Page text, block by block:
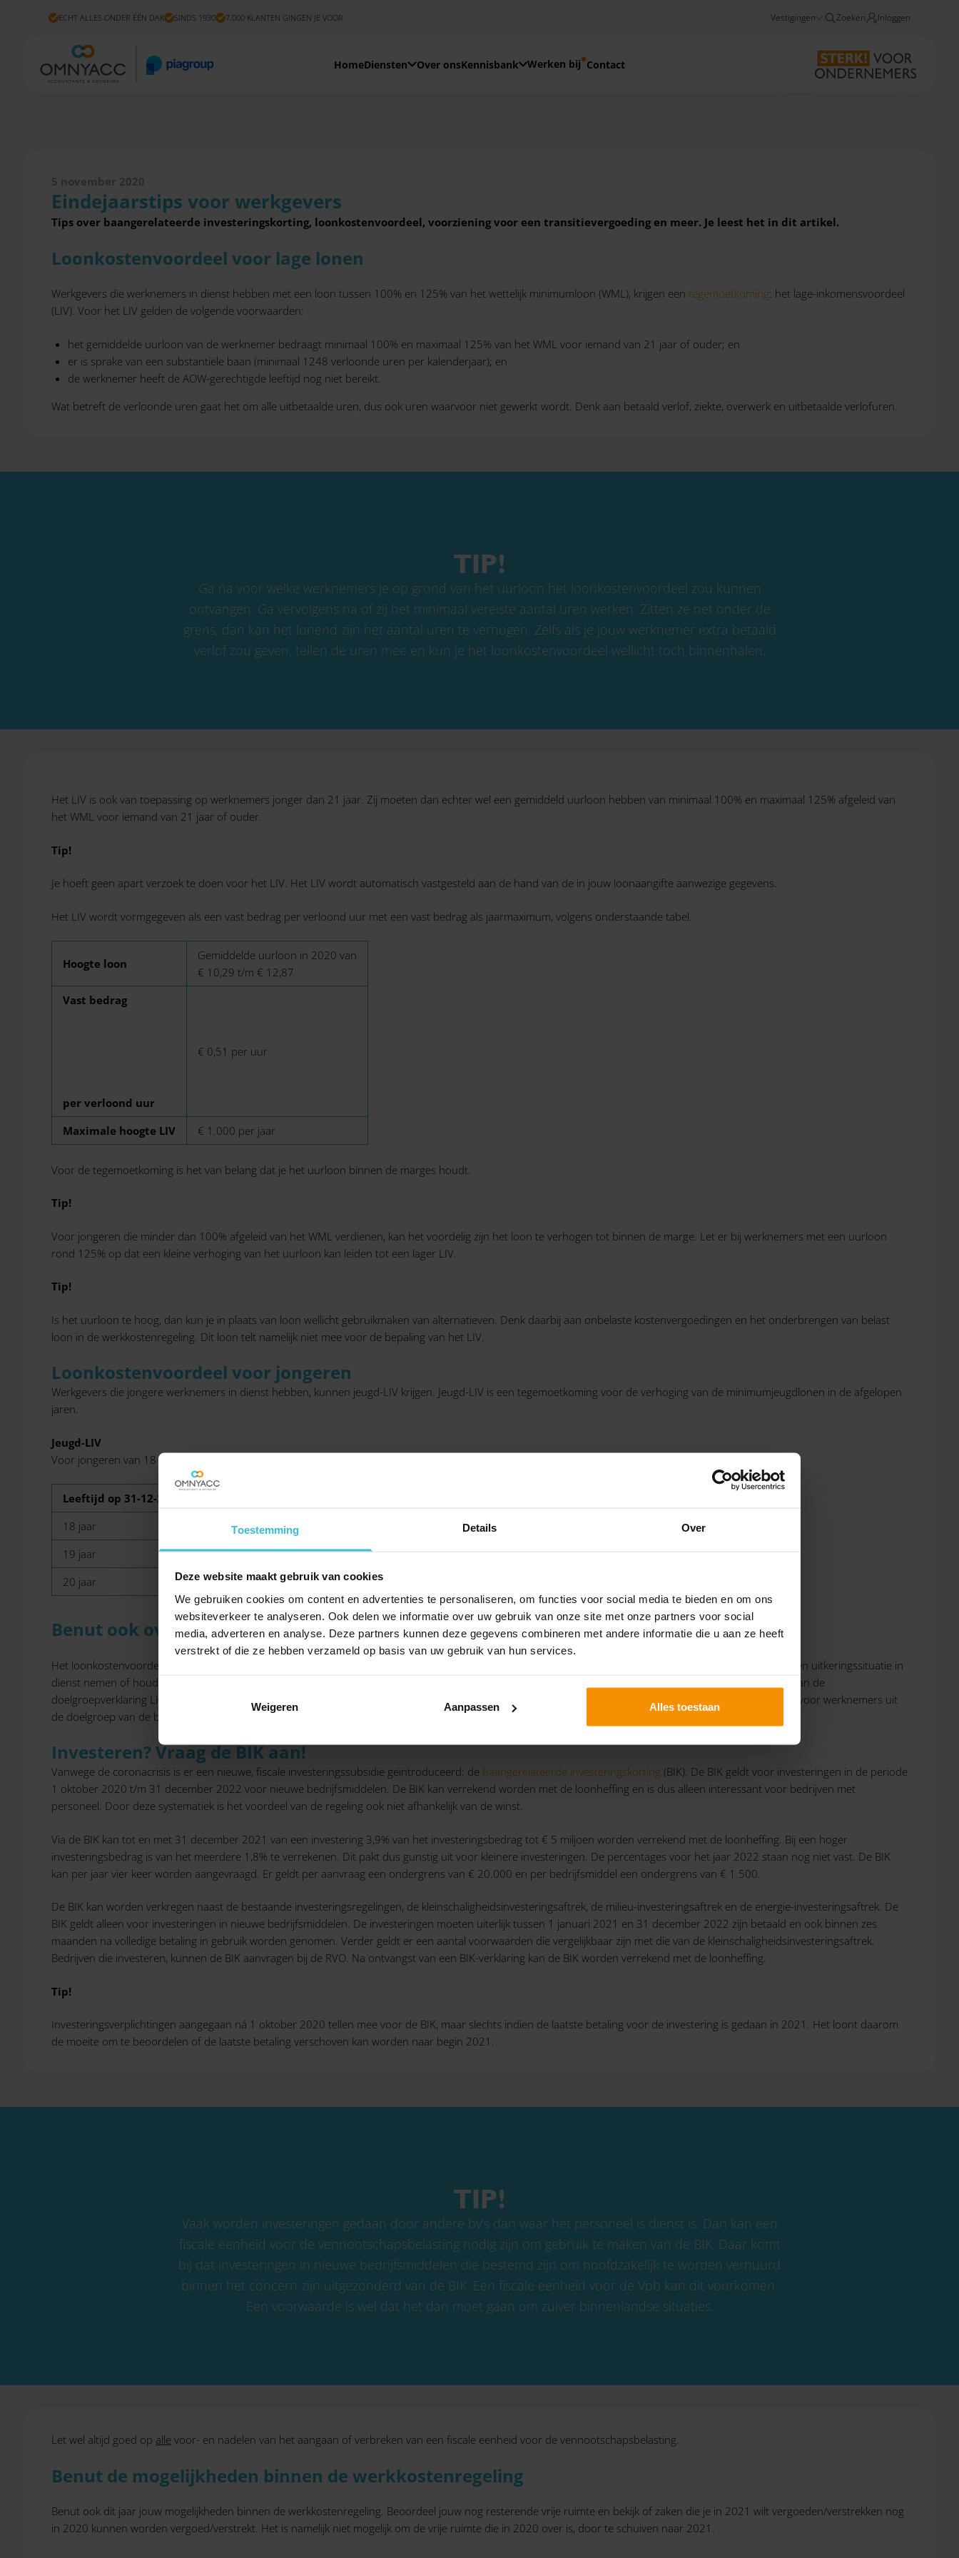
Toestemming Details Over
Deze website maakt gebruik van cookies
We gebruiken cookies om content en advertenties te personaliseren, om functies voor social media te bieden en om ons
websiteverkeer te analyseren. Ook delen we informatie over uw gebruik van onze site met onze partners voor social
media, adverteren en analyse. Deze partners kunnen deze gegevens combineren met andere informatie die u aan ze heeft
verstrekt of die ze hebben verzameld op basis van uw gebruik van hun services.
Weigeren Aanpassen Alles toestaan
ECHT ALLES ONDER ÉÉN DAK SINDS 1930 7.000 KLANTEN GINGEN JE VOOR Vestigingen Zoeken Inloggen
HomeDiensten Over onsKennisbank Werken bij Contact
Eindejaarstips voor werkgevers
5 november 2020
Eindejaarstips voor werkgevers
Tips over baangerelateerde investeringskorting, loonkostenvoordeel, voorziening voor een transitievergoeding en meer. Je leest het in dit artikel.
Loonkostenvoordeel voor lage lonen
Werkgevers die werknemers in dienst hebben met een loon tussen 100% en 125% van het wettelijk minimumloon (WML), krijgen een tegemoetkoming: het lage-inkomensvoordeel
(LIV). Voor het LIV gelden de volgende voorwaarden:
het gemiddelde uurloon van de werknemer bedraagt minimaal 100% en maximaal 125% van het WML voor iemand van 21 jaar of ouder; en
er is sprake van een substantiële baan (minimaal 1248 verloonde uren per kalenderjaar); en
de werknemer heeft de AOW-gerechtigde leeftijd nog niet bereikt.
Wat betreft de verloonde uren gaat het om alle uitbetaalde uren, dus ook uren waarvoor niet gewerkt wordt. Denk aan betaald verlof, ziekte, overwerk en uitbetaalde verlofuren.
TIP!
Ga na voor welke werknemers je op grond van het uurloon het loonkostenvoordeel zou kunnen
ontvangen. Ga vervolgens na of zij het minimaal vereiste aantal uren werken. Zitten ze net onder de
grens, dan kan het lonend zijn het aantal uren te verhogen. Zelfs als je jouw werknemer extra betaald
verlof zou geven, tellen de uren mee en kun je het loonkostenvoordeel wellicht toch binnenhalen.
Het LIV is ook van toepassing op werknemers jonger dan 21 jaar. Zij moeten dan echter wel een gemiddeld uurloon hebben van minimaal 100% en maximaal 125% afgeleid van
het WML voor iemand van 21 jaar of ouder.
Tip!
Je hoeft geen apart verzoek te doen voor het LIV. Het LIV wordt automatisch vastgesteld aan de hand van de in jouw loonaangifte aanwezige gegevens.
Het LIV wordt vormgegeven als een vast bedrag per verloond uur met een vast bedrag als jaarmaximum, volgens onderstaande tabel.
Hoogte loon
Gemiddelde uurloon in 2020 van
€ 10,29 t/m € 12,87
Vast bedrag
per verloond uur
€ 0,51 per uur
Maximale hoogte LIV € 1.000 per jaar
Voor de tegemoetkoming is het van belang dat je het uurloon binnen de marges houdt.
Tip!
Voor jongeren die minder dan 100% afgeleid van het WML verdienen, kan het voordelig zijn het loon te verhogen tot binnen de marge. Let er bij werknemers met een uurloon
rond 125% op dat een kleine verhoging van het uurloon kan leiden tot een lager LIV.
Tip!
Is het uurloon te hoog, dan kun je in plaats van loon wellicht gebruikmaken van alternatieven. Denk daarbij aan onbelaste kostenvergoedingen en het onderbrengen van belast
loon in de werkkostenregeling. Dit loon telt namelijk niet mee voor de bepaling van het LIV.
Loonkostenvoordeel voor jongeren
Werkgevers die jongere werknemers in dienst hebben, kunnen jeugd-LIV krijgen. Jeugd-LIV is een tegemoetkoming voor de verhoging van de minimumjeugdlonen in de afgelopen
jaren.
Jeugd-LIV
Voor jongeren van 18 t/m 20 jaar geldt een lagere tegemoetkoming in de vorm van het jeugd-LIV. De bedragen voor 2020 vind je in onderstaande tabel.
Leeftijd op 31-12-2019
18 jaar
€ 0,07
19 jaar
€ 0,08
€ 166,40
20 jaar
€ 0,30 € 613,60
Benut ook overige loonkostenvoordelen
Het loonkostenvoordeel (LKV) is een jaarlijkse tegemoetkoming voor werkgevers die oudere werknemers en werknemers met een arbeidsbeperking vanuit een uitkeringssituatie in
dienst nemen of houden. Het LKV vervangt de premiekortingen voor arbeidsbeperkte en oudere werknemers. Om het LKV te ontvangen, heb je een kopie van de
doelgroepverklaring LKV van jouw werknemer nodig. Het LKV bedraagt € 3,05 per verloond uur en kan oplopen tot € 6.000 per werknemer per jaar. Alleen voor werknemers uit
de doelgroep van de banenafspraak en scholingsbelemmerden bedraagt het LKV € 1,01 per uur en maximaal € 2.000 per jaar.
Investeren? Vraag de BIK aan!
Vanwege de coronacrisis is er een nieuwe, fiscale investeringssubsidie geïntroduceerd: de Baangerelateerde investeringskorting (BIK). De BIK geldt voor investeringen in de periode
1 oktober 2020 t/m 31 december 2022 voor nieuwe bedrijfsmiddelen. De BIK kan verrekend worden met de loonheffing en is dus alleen interessant voor bedrijven met
personeel. Door deze systematiek is het voordeel van de regeling ook niet afhankelijk van de winst.
Via de BIK kan tot en met 31 december 2021 van een investering 3,9% van het investeringsbedrag tot € 5 miljoen worden verrekend met de loonheffing. Bij een hoger
investeringsbedrag is van het meerdere 1,8% te verrekenen. Dit pakt dus gunstig uit voor kleinere investeringen. De percentages voor het jaar 2022 staan nog niet vast. De BIK
kan per jaar vier keer worden aangevraagd. Er geldt per aanvraag een ondergrens van € 20.000 en per bedrijfsmiddel een ondergrens van € 1.500.
De BIK kan worden verkregen naast de bestaande investeringsregelingen, de kleinschaligheidsinvesteringsaftrek, de milieu-investeringsaftrek en de energie-investeringsaftrek. De
BIK geldt alleen voor investeringen in nieuwe bedrijfsmiddelen. De investeringen moeten uiterlijk tussen 1 januari 2021 en 31 december 2022 zijn betaald en ook binnen zes
maanden na volledige betaling in gebruik worden genomen. Verder geldt er een aantal voorwaarden die vergelijkbaar zijn met die van de kleinschaligheidsinvesteringsaftrek.
Bedrijven die investeren, kunnen de BIK aanvragen bij de RVO. Na ontvangst van een BIK-verklaring kan de BIK worden verrekend met de loonheffing.
Tip!
Investeringsverplichtingen aangegaan ná 1 oktober 2020 tellen mee voor de BIK, maar slechts indien de laatste betaling voor de investering is gedaan in 2021. Het loont daarom
de moeite om te beoordelen of de laatste betaling verschoven kan worden naar begin 2021.
TIP!
Vaak worden investeringen gedaan door andere bv’s dan waar het personeel is dienst is. Dan kan een
fiscale eenheid voor de vennootschapsbelasting nodig zijn om gebruik te maken van de BIK. Daar komt
bij dat investeringen in nieuwe bedrijfsmiddelen die bestemd zijn om hoofdzakelijk te worden verhuurd
binnen het concern zijn uitgezonderd van de BIK. Een fiscale eenheid voor de Vpb kan dit voorkomen.
Een voorwaarde is wel dat het dan moet gaan om zuiver binnenlandse situaties.
Let wel altijd goed op alle voor- en nadelen van het aangaan of verbreken van een fiscale eenheid voor de vennootschapsbelasting.
Benut de mogelijkheden binnen de werkkostenregeling
Benut ook dit jaar jouw mogelijkheden binnen de werkkostenregeling. Beoordeel jouw nog resterende vrije ruimte en bekijk of zaken die je in 2021 wilt vergoeden/verstrekken nog
in 2020 kunnen worden vergoed/verstrekt. Het is namelijk niet mogelijk om de vrije ruimte die in 2020 over is, door te schuiven naar 2021.